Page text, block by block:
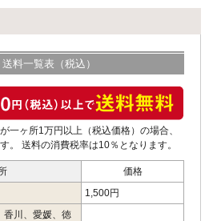
送料一覧表（税込）
一ヶ所1万円以上（税込価格）の場合、
。 送料の消費税率は10％となります。
価格
1,500円
香川、愛媛、徳